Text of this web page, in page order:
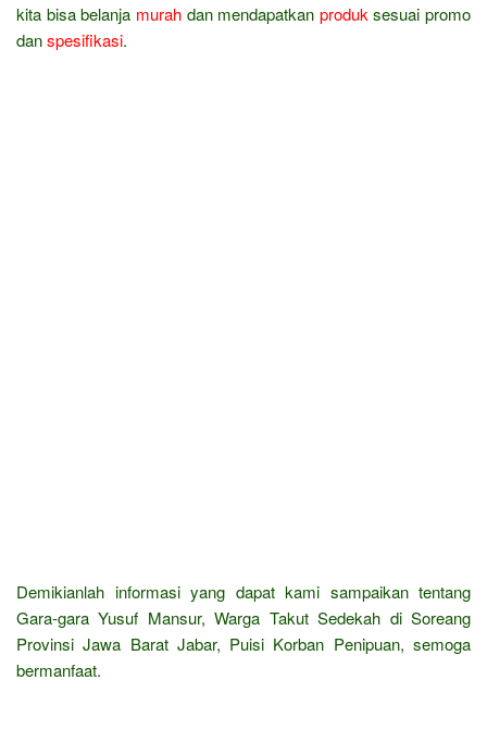
kita bisa belanja murahdan mendapatkan produk sesuai promo
danspesifikasi.
Demikianlah informasi yang dapat kami sampaikan tentang
Gara-gara Yusuf Mansur, Warga Takut Sedekah di Soreang
Provinsi Jawa Barat Jabar, Puisi Korban Penipuan, semoga
bermanfaat.